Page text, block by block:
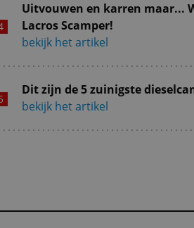
Uitvouwen en karren maar...
Lacros Scamper!
bekijk het artikel
Dit zijn de 5 zuinigste
bekijk het artikel